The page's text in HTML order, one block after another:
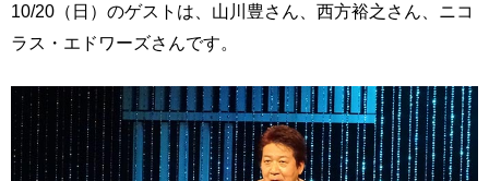
10/20（日）のゲストは、山川豊さん、西方裕之さん、ニコ
ラス・エドワーズさんです。